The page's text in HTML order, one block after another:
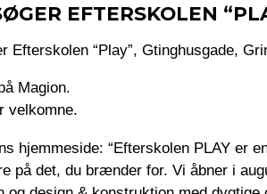
EFTERSKOLEN
Efterskolen “Play”, Gtinghusgade,
Magion.
velkomne.
hjemmeside: “Efterskolen PLAY er
på det, du brænder for. Vi åbner i